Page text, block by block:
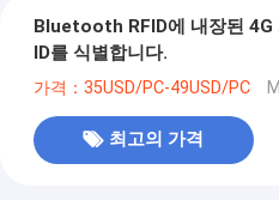
Bluetooth RFID에 내장된 4G
ID를 식별합니다.
가격：35USD/PC-49USD/PC
최고의 가격